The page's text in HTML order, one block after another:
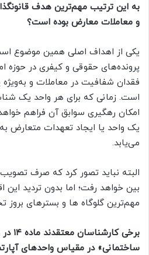
به این ترتیب مهم‌ترین هدف
و معاملات معارض بوده است؟
یکی از اهداف اصلی همین موضوع
پرونده‌های حقوقی و کیفری در حوزه
فقدان شفافیت در معاملات و
است. زمانی که برای هر واحد یک
امکان رهگیری سوابق آن فراهم
یک واحد یا ایجاد تعهدات متعارض
می‌یابد.
البته نباید تصور کرد که صرف
بین خواهد رفت؛ اما بدون تردید این
مهم‌ترین گلوگاه ها و بسترهای بروز
برخی
ساختمانی» در مقیاس واحدهای